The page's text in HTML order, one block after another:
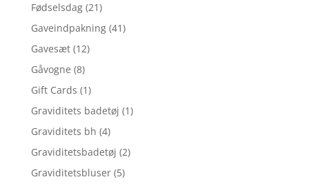
Fødselsdag (21)
Gaveindpakning (41)
Gavesæt (12)
Gåvogne (8)
Gift Cards (1)
Graviditets badetøj (1)
Graviditets bh (4)
Graviditetsbadetøj (2)
Graviditetsbluser (5)